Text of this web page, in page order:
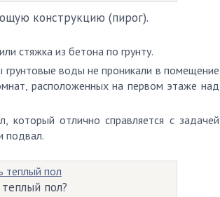
конструкцию (пирог).
стяжка из бетона по грунту.
воды не проникали в помещение
расположенных на первом этаже над
который отлично справляется с задачей
подвал.
пол?